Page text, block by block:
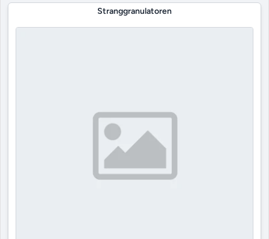
Stranggranulatoren